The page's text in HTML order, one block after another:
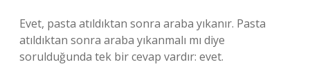
Evet, pasta atıldıktan sonra araba yıkanır. Pasta
atıldıktan sonra araba yıkanmalı mı diye
sorulduğunda tek bir cevap vardır: evet.